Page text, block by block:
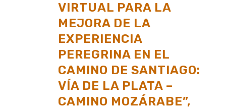
VIRTUAL PARA LA
MEJORA DE LA
EXPERIENCIA
PEREGRINA EN EL
CAMINO DE SANTIAGO:
VÍA DE LA PLATA –
CAMINO MOZÁRABE”,